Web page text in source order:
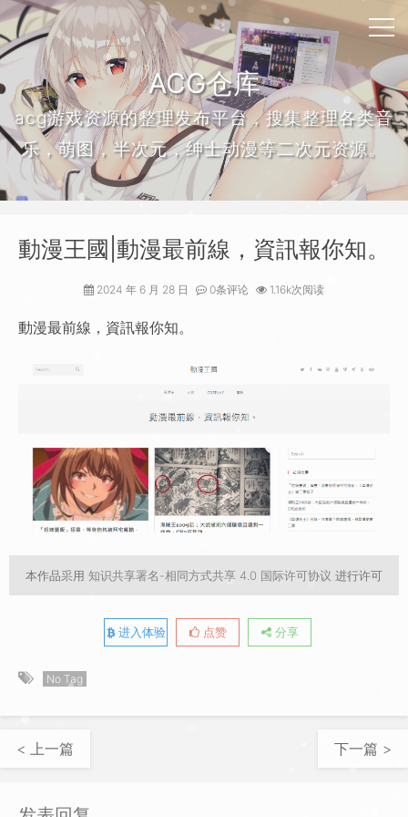
ACG仓库
acg游戏资源的整理发布平台，搜集整理各类音
乐，萌图，半次元，绅士动漫等二次元资源。
動漫王國|動漫最前線，資訊報你知。
2024 年 6 月 28 日 0条评论 1.16k次阅读
動漫最前線，資訊報你知。
本作品采用 知识共享署名-相同方式共享 4.0 国际许可协议 进行许可
进入体验 点赞 分享
No Tag
< 上一篇 下一篇 >